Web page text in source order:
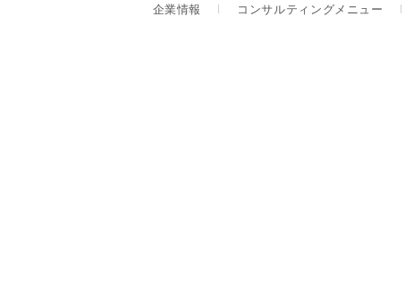
企業情報 コンサルティングメニュー